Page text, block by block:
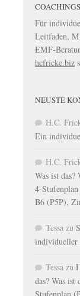
Für
Leitfaden,
EMF-
hcfricke.biz
NEUSTE
H.C.
Ein
H.C.
Was ist das?
4-
B6 (P5P),
Tessa zu
Tessa zu
das? Was ist
Stufenplan